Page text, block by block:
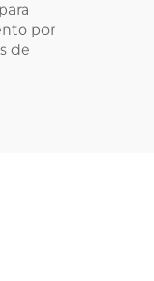
por
de